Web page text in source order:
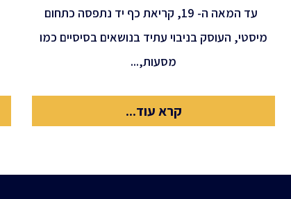
עד המאה ה- 19, קריאת כף יד נתפסה כתחום
מיסטי, העוסק בניבוי עתיד בנושאים בסיסיים כמו
מסעות,...
קרא עוד...